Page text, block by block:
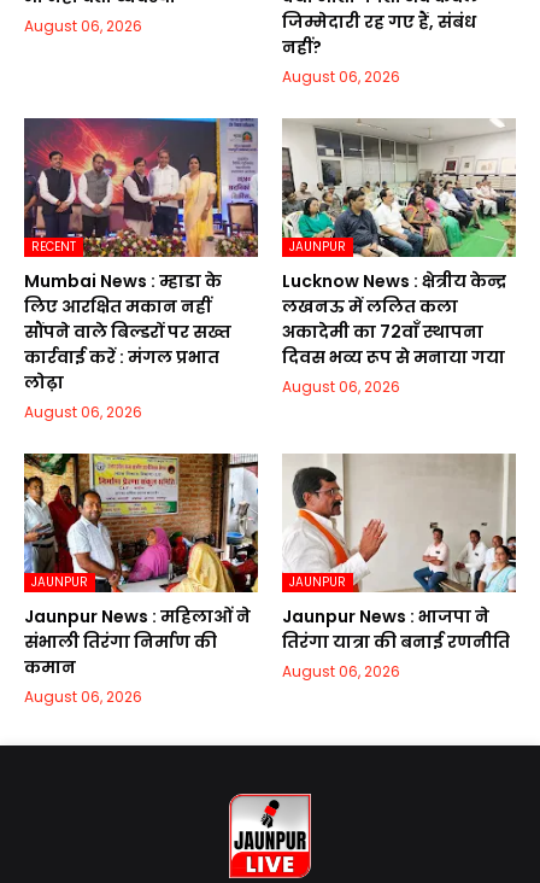
August 06, 2026
जिम्मेदारी रह गए हैं, संबंध
नहीं?
August 06, 2026
RECENT
Mumbai News : म्हाडा के
लिए आरक्षित मकान नहीं
सौंपने वाले बिल्डरों पर सख्त
कार्रवाई करें : मंगल प्रभात
लोढ़ा
August 06, 2026
JAUNPUR
Lucknow News : क्षेत्रीय केन्द्र
लखनऊ में ललित कला
अकादेमी का 72वाॅं स्थापना
दिवस भव्य रूप से मनाया गया
August 06, 2026
JAUNPUR
Jaunpur News : महिलाओं ने
संभाली तिरंगा निर्माण की
कमान
August 06, 2026
JAUNPUR
Jaunpur News : भाजपा ने
तिरंगा यात्रा की बनाई रणनीति
August 06, 2026